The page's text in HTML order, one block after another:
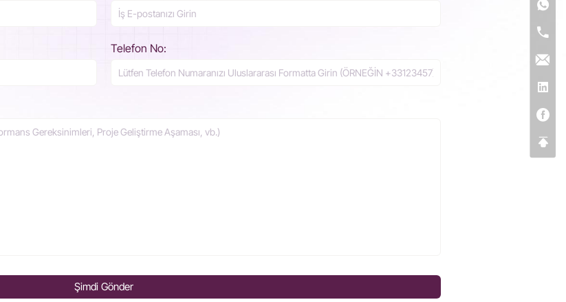
Telefon No:
Şimdi Gönder